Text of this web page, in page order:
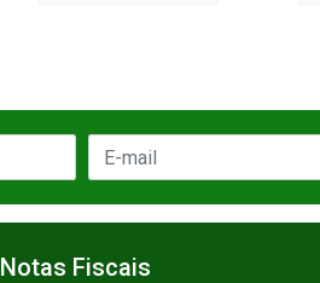
Notas Fiscais